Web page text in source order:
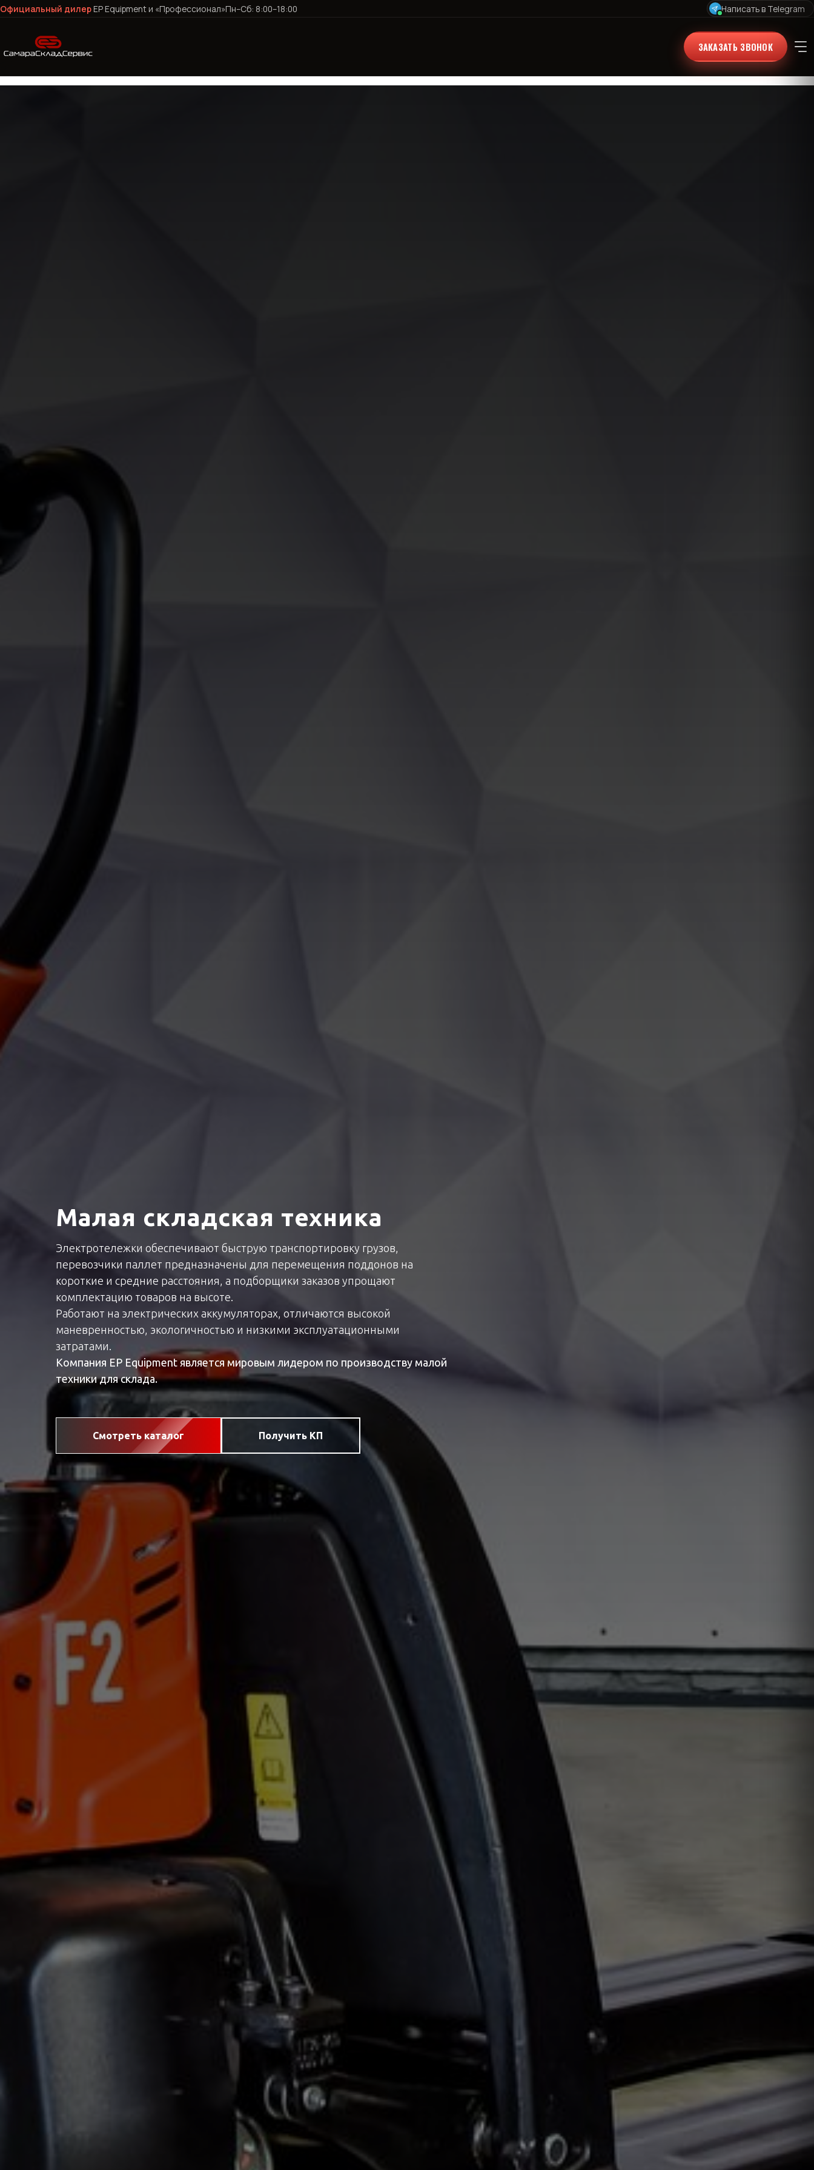
Официальный дилер EP Equipment и «Профессионал»Пн–Сб: 8:00–18:00 Написать в Telegram
ЗАКАЗАТЬ ЗВОНОК
Малая складская техника
Электротележки обеспечивают быструю транспортировку грузов,
перевозчики паллет предназначены для перемещения поддонов на
короткие и средние расстояния, а подборщики заказов упрощают
комплектацию товаров на высоте.
Работают на электрических аккумуляторах, отличаются высокой
маневренностью, экологичностью и низкими эксплуатационными
затратами.
Компания EP Equipment является мировым лидером по производству малой
техники для склада.
Смотреть каталог Получить КП